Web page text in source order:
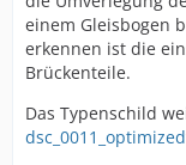
einem Gleisbogen
erkennen ist die
Brückenteile.
Das Typenschild